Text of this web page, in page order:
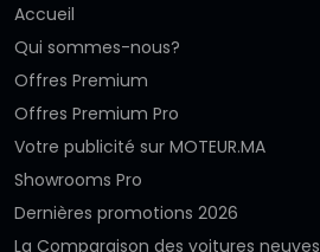
Accueil
Qui sommes-nous?
Offres Premium
Offres Premium Pro
Votre publicité sur MOTEUR.MA
Showrooms Pro
Dernières promotions 2026
La Comparaison des voitures neuves